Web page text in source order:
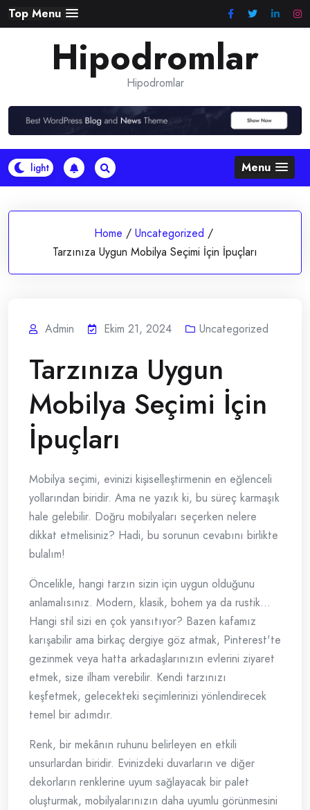
Skip
to
Top Menu
Hipodromlar
Hipodromlar
Menu
Home / Uncategorized /
Tarzınıza Uygun Mobilya Seçimi İçin İpuçları
Admin Ekim 21, 2024 Uncategorized
Tarzınıza Uygun
Mobilya Seçimi İçin
İpuçları
Mobilya seçimi, evinizi kişiselleştirmenin en eğlenceli
yollarından biridir. Ama ne yazık ki, bu süreç karmaşık
hale gelebilir. Doğru mobilyaları seçerken nelere
dikkat etmelisiniz? Hadi, bu sorunun cevabını birlikte
bulalım!
Öncelikle, hangi tarzın sizin için uygun olduğunu
anlamalısınız. Modern, klasik, bohem ya da rustik…
Hangi stil sizi en çok yansıtıyor? Bazen kafamız
karışabilir ama birkaç dergiye göz atmak, Pinterest'te
gezinmek veya hatta arkadaşlarınızın evlerini ziyaret
etmek, size ilham verebilir. Kendi tarzınızı
keşfetmek, gelecekteki seçimlerinizi yönlendirecek
temel bir adımdır.
Renk, bir mekânın ruhunu belirleyen en etkili
unsurlardan biridir. Evinizdeki duvarların ve diğer
dekorların renklerine uyum sağlayacak bir palet
oluşturmak, mobilyalarınızın daha uyumlu görünmesini